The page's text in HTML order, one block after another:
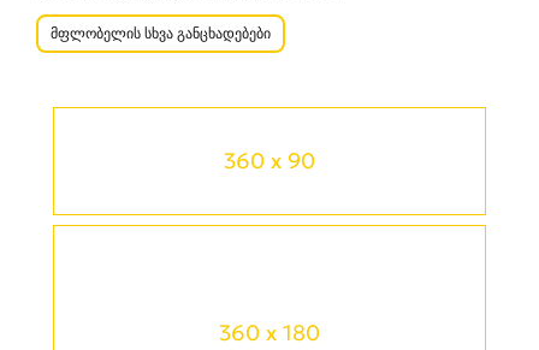
360 x 90
360 x 180
მფლობელის სხვა განცხადებები